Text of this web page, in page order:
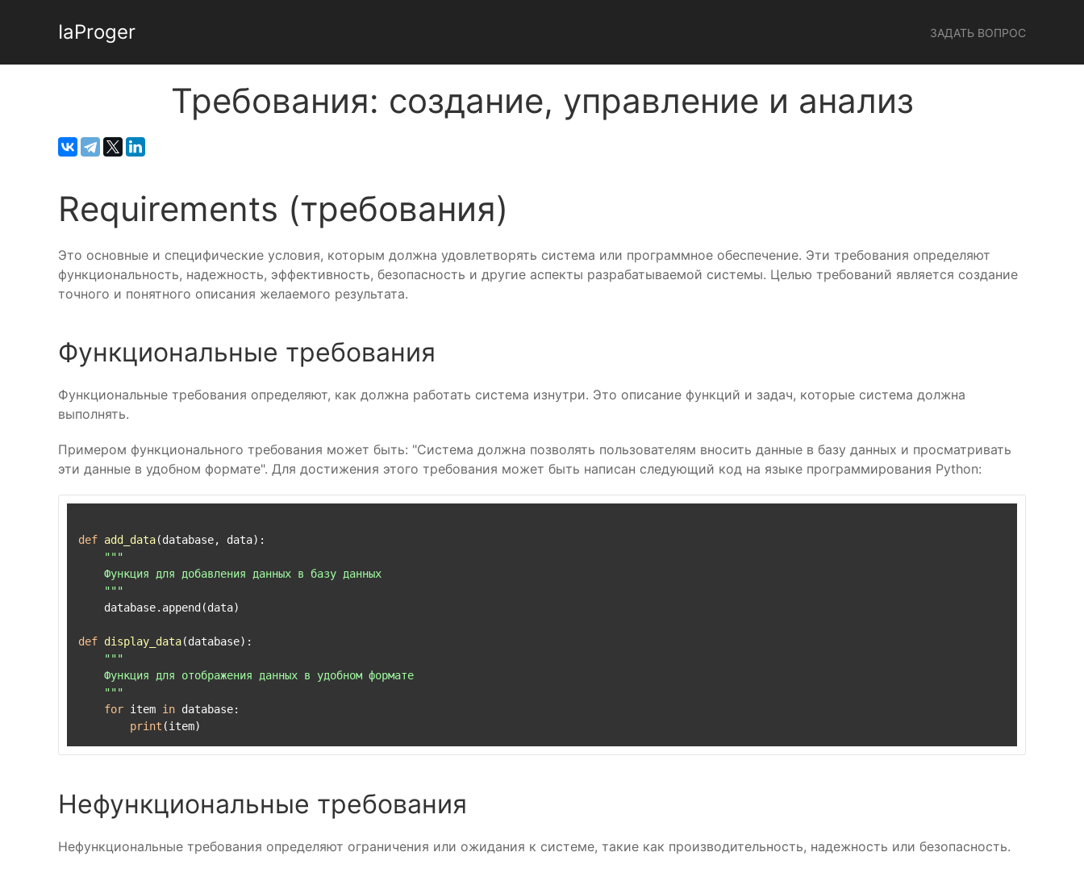
IaProger ЗАДАТЬ ВОПРОС
Требования: создание, управление и анализ
Requirements (требования)
Это основные и специфические условия, которым должна удовлетворять система или программное обеспечение. Эти требования определяют
функциональность, надежность, эффективность, безопасность и другие аспекты разрабатываемой системы. Целью требований является создание
точного и понятного описания желаемого результата.
Функциональные требования
Функциональные требования определяют, как должна работать система изнутри. Это описание функций и задач, которые система должна
выполнять.
Примером функционального требования может быть: "Система должна позволять пользователям вносить данные в базу данных и просматривать
эти данные в удобном формате". Для достижения этого требования может быть написан следующий код на языке программирования Python:
def add_data(database, data):
"""
    Функция для добавления данных в базу данных
    """
    database.append(data)
def display_data(database):
"""
    Функция для отображения данных в удобном формате
    """
for item in database:
print
Нефункциональные требования
Нефункциональные требования определяют ограничения или ожидания к системе, такие как производительность, надежность или безопасность.